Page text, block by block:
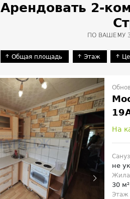
Арендовать 2-
ПО ВАШЕМУ
Общая площадь Этаж
На
не
30 м²
Этаж